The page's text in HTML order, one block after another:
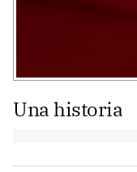
Una historia